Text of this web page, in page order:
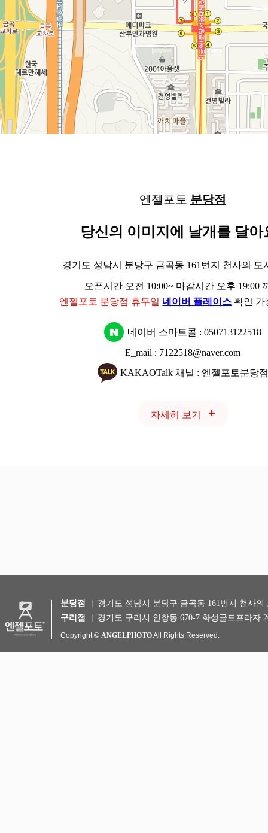
엔젤포토 분당점
당신의 이미지에 날개를 달아
경기도 성남시 분당구 금곡동 161번지 천사의 도
오픈시간 오전 10:00~ 마감시간 오후 19:00
엔젤포토 분당점 휴무일 네이버 플레이스 확인 가
네이버 스마트콜 :050713122518
E_mail : 7122518@naver.com
KAKAOTalk 채널 : 엔젤포토분당
자세히 보기
분당점
경기도 성남시 분당구 금곡동 161번지 천사
구리점
경기도 구리시 인창동 670-7 화성골드프라자
Copyright © ANGELPHOTOAll Rights Reserved.